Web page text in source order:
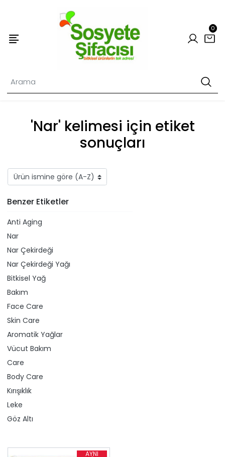
0
'Nar' kelimesi için etiket
sonuçları
Benzer Etiketler
Anti Aging
Nar
Nar Çekirdeği
Nar Çekirdeği Yağı
Bitkisel Yağ
Bakım
Face Care
Skin Care
Aromatik Yağlar
Vücut Bakım
Care
Body Care
Kırışıklık
Leke
Göz Altı